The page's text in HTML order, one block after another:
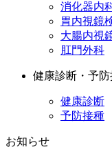
消化器内
胃内視鏡
大腸内視
肛門外科
健康診断・予
健康診断
予防接種
お知らせ